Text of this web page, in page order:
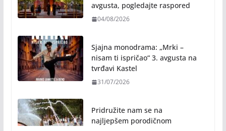
avgusta, pogledajte raspored
04/08/2026
Sjajna monodrama: „Mrki –
nisam ti ispričao“ 3. avgusta na
tvrđavi Kastel
31/07/2026
Pridružite nam se na
najljepšem porodičnom